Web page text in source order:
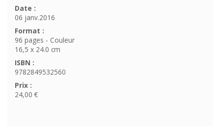
Date :
06 janv.2016
Format :
96 pages - Couleur
16,5 x 24.0 cm
ISBN :
9782849532560
Prix :
24,00 €